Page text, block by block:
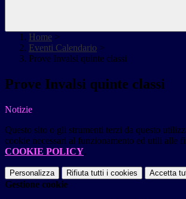
Home >
Eventi Calendario >
Prove Invalsi quinte classi
Prove Invalsi quinte classi
Notizie
Questo sito o gli strumenti terzi da questo
cookie necessari al funzionamento ed utili alle
COOKIE POLICY.
Personalizza Rifiuta tutti i cookies Accetta
Gestione cookie